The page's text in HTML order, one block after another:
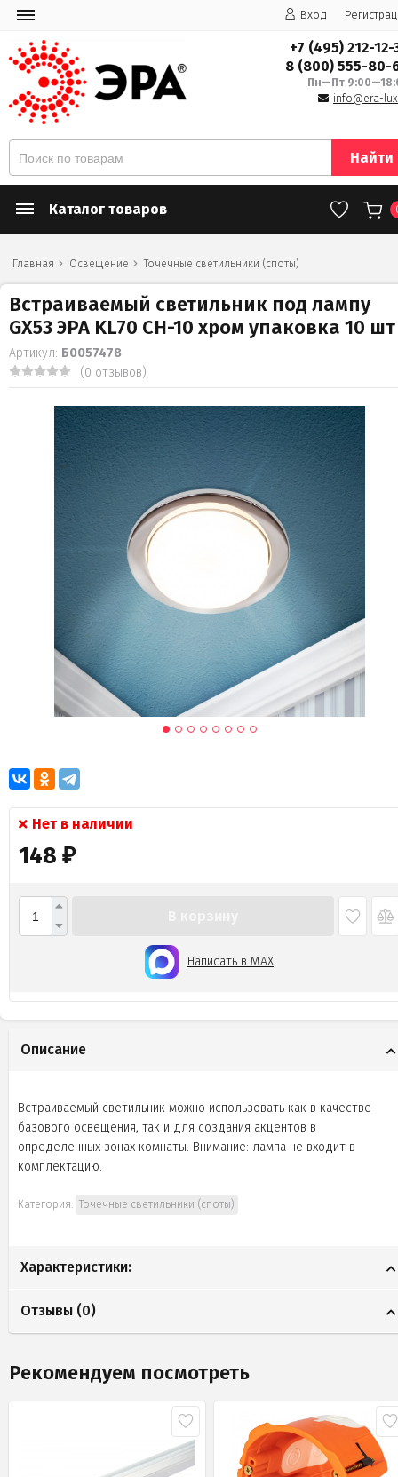
Вход
+7 (495) 212-12-
8 (800) 555-80-
Пн—Пт
info@era-
Найти
Каталог товаров
Главная Освещение Точечные светильники (споты)
Встраиваемый светильник под лампу
GX53 ЭРА KL70 CH-10 хром упаковка 10 шт
Артикул: Б0057478
(0 отзывов)
Нет в наличии
148 ₽
Написать в MAX
Описание
Встраиваемый светильник можно использовать как в качестве
базового освещения, так и для создания акцентов в
определенных зонах комнаты. Внимание: лампа не входит в
комплектацию.
Категория: Точечные светильники (споты)
Характеристики:
Отзывы (0)
Рекомендуем посмотреть